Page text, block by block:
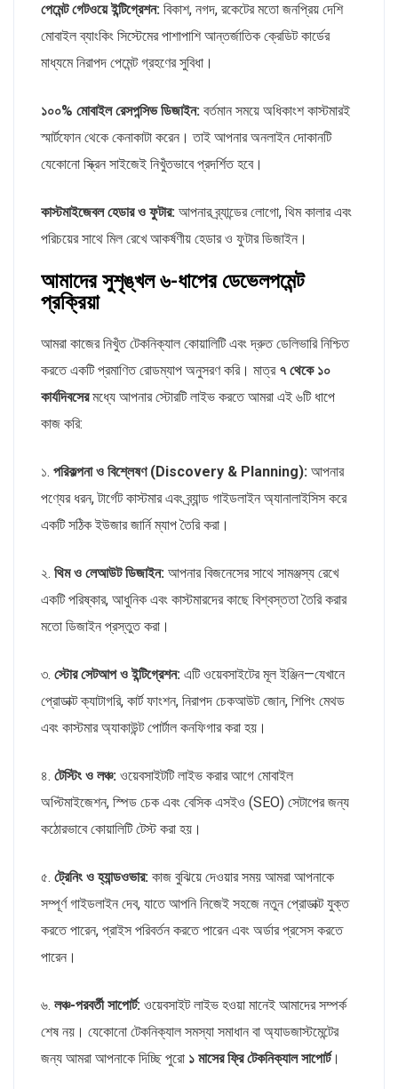
পেমেন্ট গেটওয়ে ইন্টিগ্রেশন: বিকাশ, নগদ, রকেটের মতো জনপ্রিয় দেশি
মোবাইল ব্যাংকিং সিস্টেমের পাশাপাশি আন্তর্জাতিক ক্রেডিট কার্ডের
মাধ্যমে নিরাপদ পেমেন্ট গ্রহণের সুবিধা।
১০০% মোবাইল রেসপন্সিভ ডিজাইন: বর্তমান সময়ে অধিকাংশ কাস্টমারই
স্মার্টফোন থেকে কেনাকাটা করেন। তাই আপনার অনলাইন দোকানটি
যেকোনো স্ক্রিন সাইজেই নিখুঁতভাবে প্রদর্শিত হবে।
কাস্টমাইজেবল হেডার ও ফুটার: আপনার ব্র্যান্ডের লোগো, থিম কালার এবং
পরিচয়ের সাথে মিল রেখে আকর্ষণীয় হেডার ও ফুটার ডিজাইন।
আমাদের সুশৃঙ্খল ৬-ধাপের ডেভেলপমেন্ট
প্রক্রিয়া
আমরা কাজের নিখুঁত টেকনিক্যাল কোয়ালিটি এবং দ্রুত ডেলিভারি নিশ্চিত
করতে একটি প্রমাণিত রোডম্যাপ অনুসরণ করি। মাত্র ৭ থেকে ১০
কার্যদিবসেরমধ্যে আপনার স্টোরটি লাইভ করতে আমরা এই ৬টি ধাপে
কাজ করি:
১. পরিকল্পনা ও বিশ্লেষণ (Discovery & Planning): আপনার
পণ্যের ধরন, টার্গেট কাস্টমার এবং ব্র্যান্ড গাইডলাইন অ্যানালাইসিস করে
একটি সঠিক ইউজার জার্নি ম্যাপ তৈরি করা।
২. থিম ও লেআউট ডিজাইন: আপনার বিজনেসের সাথে সামঞ্জস্য রেখে
একটি পরিষ্কার, আধুনিক এবং কাস্টমারদের কাছে বিশ্বস্ততা তৈরি করার
মতো ডিজাইন প্রস্তুত করা।
৩. স্টোর সেটআপ ও ইন্টিগ্রেশন: এটি ওয়েবসাইটের মূল ইঞ্জিন—যেখানে
প্রোডাক্ট ক্যাটাগরি, কার্ট ফাংশন, নিরাপদ চেকআউট জোন, শিপিং মেথড
এবং কাস্টমার অ্যাকাউন্ট পোর্টাল কনফিগার করা হয়।
৪. টেস্টিং ও লঞ্চ: ওয়েবসাইটটি লাইভ করার আগে মোবাইল
অপ্টিমাইজেশন, স্পিড চেক এবং বেসিক এসইও (SEO) সেটাপের জন্য
কঠোরভাবে কোয়ালিটি টেস্ট করা হয়।
৫. ট্রেনিং ও হ্যান্ডওভার: কাজ বুঝিয়ে দেওয়ার সময় আমরা আপনাকে
সম্পূর্ণ গাইডলাইন দেব, যাতে আপনি নিজেই সহজে নতুন প্রোডাক্ট যুক্ত
করতে পারেন, প্রাইস পরিবর্তন করতে পারেন এবং অর্ডার প্রসেস করতে
পারেন।
৬. লঞ্চ-পরবর্তী সাপোর্ট: ওয়েবসাইট লাইভ হওয়া মানেই আমাদের সম্পর্ক
শেষ নয়। যেকোনো টেকনিক্যাল সমস্যা সমাধান বা অ্যাডজাস্টমেন্টের
জন্য আমরা আপনাকে দিচ্ছি পুরো ১ মাসের ফ্রি টেকনিক্যাল সাপোর্ট।